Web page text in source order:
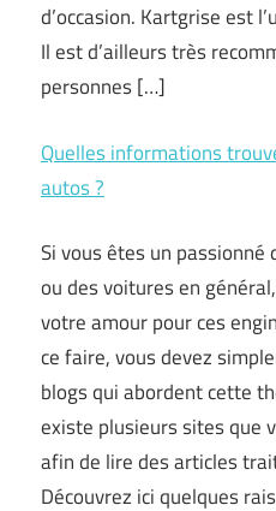
d’occasion. Kartgrise est
Il est d’ailleurs très
personnes […]
Quelles informations
autos ?
Si vous êtes un
ou des voitures en
votre amour pour ces
ce faire, vous devez
blogs qui abordent cette
existe plusieurs sites que
afin de lire des articles
Découvrez ici quelques